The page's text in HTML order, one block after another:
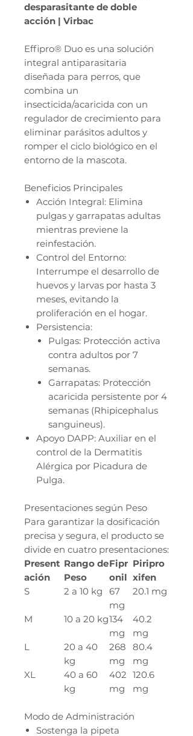
desparasitante de doble
acción | Virbac
Effipro® Duo es una solución
integral antiparasitaria
diseñada para perros, que
combina un
insecticida/acaricida con un
regulador de crecimiento para
eliminar parásitos adultos y
romper el ciclo biológico en el
entorno de la mascota.
Beneficios Principales
Acción Integral: Elimina
pulgas y garrapatas adultas
mientras previene la
reinfestación.
Control del Entorno:
Interrumpe el desarrollo de
huevos y larvas por hasta 3
meses, evitando la
proliferación en el hogar.
Persistencia:
Pulgas: Protección activa
contra adultos por 7
semanas.
Garrapatas: Protección
acaricida persistente por 4
semanas (Rhipicephalus
sanguineus).
Apoyo DAPP: Auxiliar en el
control de la Dermatitis
Alérgica por Picadura de
Pulga.
Presentaciones según Peso
Para garantizar la dosificación
precisa y segura, el producto se
divide en cuatro presentaciones:
Present
ación
Rango de
Peso
Fipr
onil
Piripro
xifen
S
2 a 10 kg
67
mg
20.1 mg
M 10 a 20 kg134
mg
40.2
mg
L
20 a 40
kg
268
mg
80.4
mg
XL
40 a 60
kg
402
mg
120.6
mg
Modo de Administración
Sostenga la pipeta